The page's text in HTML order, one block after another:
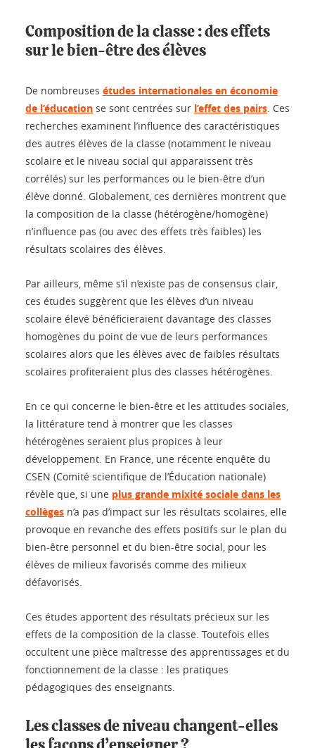
Composition de la classe : des effets
sur le bien-être des élèves
De nombreuses études internationales en économie
de l’éducation se sont centrées sur l’effet des pairs . Ces
recherches examinent l’influence des caractéristiques
des autres élèves de la classe (notamment le niveau
scolaire et le niveau social qui apparaissent très
corrélés) sur les performances ou le bien-être d’un
élève donné. Globalement, ces dernières montrent que
la composition de la classe (hétérogène/homogène)
n’influence pas (ou avec des effets très faibles) les
résultats scolaires des élèves.
Par ailleurs, même s’il n’existe pas de consensus clair,
ces études suggèrent que les élèves d’un niveau
scolaire élevé bénéficieraient davantage des classes
homogènes du point de vue de leurs performances
scolaires alors que les élèves avec de faibles résultats
scolaires profiteraient plus des classes hétérogènes.
En ce qui concerne le bien-être et les attitudes sociales,
la littérature tend à montrer que les classes
hétérogènes seraient plus propices à leur
développement. En France, une récente enquête du
CSEN (Comité scientifique de l’Éducation nationale)
révèle que, si une plus grande mixité sociale dans les
collèges n’a pas d’impact sur les résultats scolaires, elle
provoque en revanche des effets positifs sur le plan du
bien-être personnel et du bien-être social, pour les
élèves de milieux favorisés comme des milieux
défavorisés.
Ces études apportent des résultats précieux sur les
effets de la composition de la classe. Toutefois elles
occultent une pièce maîtresse des apprentissages et du
fonctionnement de la classe : les pratiques
pédagogiques des enseignants.
Les classes de niveau changent-elles
les façons d’enseigner ?